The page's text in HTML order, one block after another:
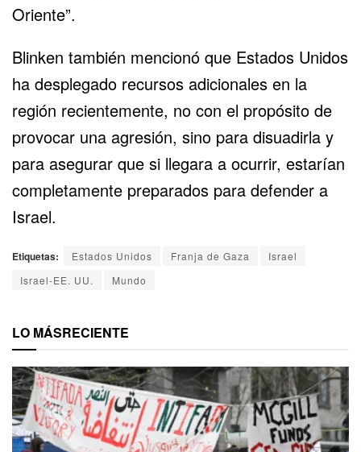
Oriente”.
Blinken también mencionó que Estados Unidos
ha desplegado recursos adicionales en la
región recientemente, no con el propósito de
provocar una agresión, sino para disuadirla y
para asegurar que si llegara a ocurrir, estarían
completamente preparados para defender a
Israel.
Etiquetas: Estados Unidos Franja de Gaza
Israel
Israel-EE. UU.
Mundo
LO MÁSRECIENTE